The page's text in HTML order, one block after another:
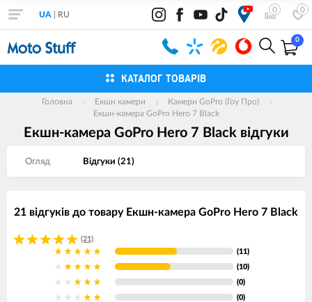
0 0
UA RU
0
КАТАЛОГ ТОВАРІВ
Головна Екшн камери
Камери GoPro (Гоу Про)
Екшн-камера GoPro Hero 7 Black
Екшн-камера GoPro Hero 7 Black вiдгуки
Огляд Вiдгуки (21)
21 відгукiв до товару Екшн-камера GoPro Hero 7 Black
(21)
(11)
(10)
(0)
(0)